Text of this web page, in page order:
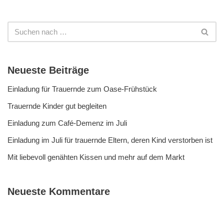
Neueste Beiträge
Einladung für Trauernde zum Oase-Frühstück
Trauernde Kinder gut begleiten
Einladung zum Café-Demenz im Juli
Einladung im Juli für trauernde Eltern, deren Kind verstorben ist
Mit liebevoll genähten Kissen und mehr auf dem Markt
Neueste Kommentare